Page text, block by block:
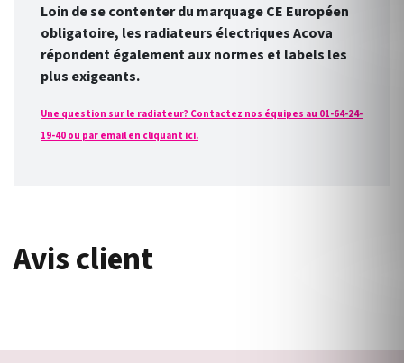
Loin de se contenter du marquage CE Européen
obligatoire, les radiateurs électriques Acova
répondent également aux normes et labels les
plus exigeants.
Une question sur le radiateur? Contactez nos équipes au 01-64-24-
19-40 ou par email en cliquant ici.
Avis client